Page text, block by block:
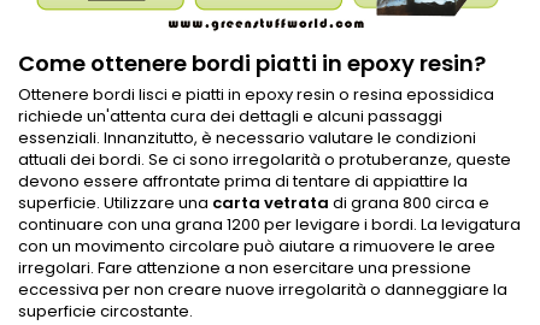
Come ottenere bordi piatti in epoxy resin?
Ottenere bordi lisci e piatti in epoxy resin o resina epossidica
richiede un'attenta cura dei dettagli e alcuni passaggi
essenziali. Innanzitutto, è necessario valutare le condizioni
attuali dei bordi. Se ci sono irregolarità o protuberanze, queste
devono essere affrontate prima di tentare di appiattire la
superficie. Utilizzare una carta vetrata di grana 800 circa e
continuare con una grana 1200 per levigare i bordi. La levigatura
con un movimento circolare può aiutare a rimuovere le aree
irregolari. Fare attenzione a non esercitare una pressione
eccessiva per non creare nuove irregolarità o danneggiare la
superficie circostante.